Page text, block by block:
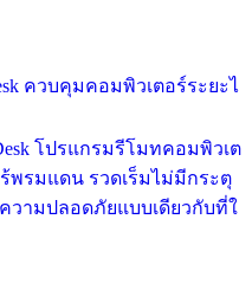
ควบคุมคอมพิวเตอร์ระยะไ
โปรแกรมรีโมทคอมพิวเต
พรมแดน รวดเร็มไม่มีกระตุ
ามปลอดภัยแบบเดียวกับที่ใ